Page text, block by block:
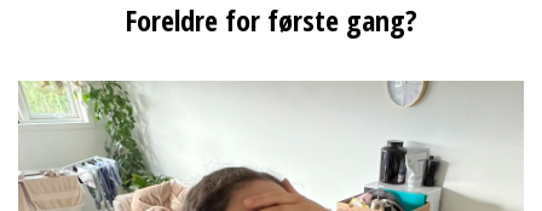
Foreldre for første gang?